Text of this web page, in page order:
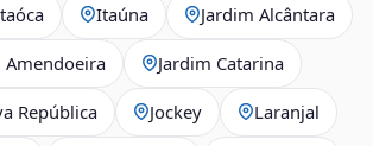
Itaúna Jardim Alcântara
Amendoeira Jardim Catarina
República Jockey Laranjal